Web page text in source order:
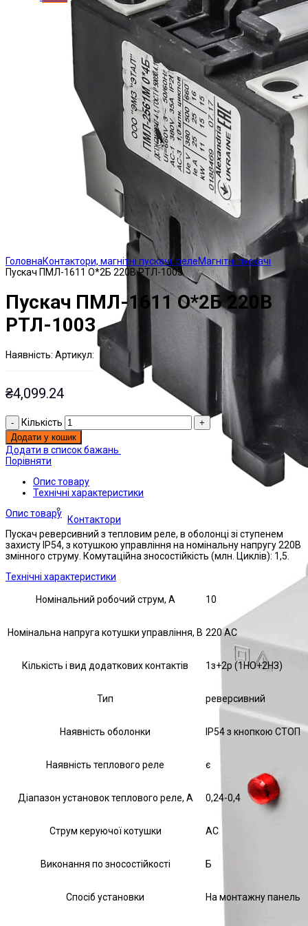
Контактори
ГоловнаКонтактори, магнітні пускачі, релеМагнітні пускачі
Пускач ПМЛ-1611 О*2Б 220В РТЛ-1003
Пускач ПМЛ-1611 О*2Б 220В
РТЛ-1003
Наявнiсть: На складі
Артикул:
ЭТАЛ0000839;
₴4,099.24
Кількість
Додати у кошик
Додати в список бажань
Порівняти
Опис товару
Технічні характеристики
Опис товару
Пускач реверсивний з тепловим реле, в оболонці зі ступенем
захисту IP54, з котушкою управління на номінальну напругу 220В
змінного струму. Комутаційна зносостійкість (млн. Циклів): 1,5.
Технічні характеристики
Номінальний робочий струм, А 10
Номінальна напруга котушки управління, В 220 AC
Кількість і вид додаткових контактів 1з+2р (1НО+2НЗ)
Тип реверсивний
Наявність оболонки IP54 з кнопкою СТОП
Наявність теплового реле є
Діапазон установок теплового реле, А 0,24-0,4
Струм керуючої котушки АС
Виконання по зносостійкості Б
Спосіб установки На монтажну панель